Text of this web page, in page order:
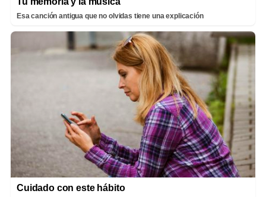
Esa canción antigua que no olvidas tiene una explicación
Cuidado con este hábito